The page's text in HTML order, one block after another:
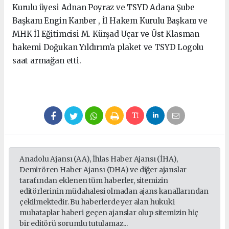
Kurulu üyesi Adnan Poyraz ve TSYD Adana Şube
Başkanı Engin Kanber , İl Hakem Kurulu Başkanı ve
MHK İl Eğitimcisi M. Kürşad Uçar ve Üst Klasman
hakemi Doğukan Yıldırım’a plaket ve TSYD Logolu
saat armağan etti.
Anadolu Ajansı (AA), İhlas Haber Ajansı (İHA),
Demirören Haber Ajansı (DHA) ve diğer ajanslar
tarafından eklenen tüm haberler, sitemizin
editörlerinin müdahalesi olmadan ajans kanallarından
çekilmektedir. Bu haberlerde yer alan hukuki
muhataplar haberi geçen ajanslar olup sitemizin hiç
bir editörü sorumlu tutulamaz...